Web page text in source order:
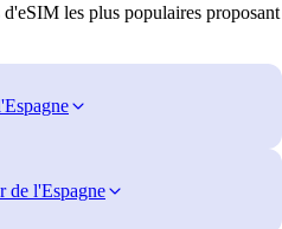
les plus populaires proposant
de l'Espagne